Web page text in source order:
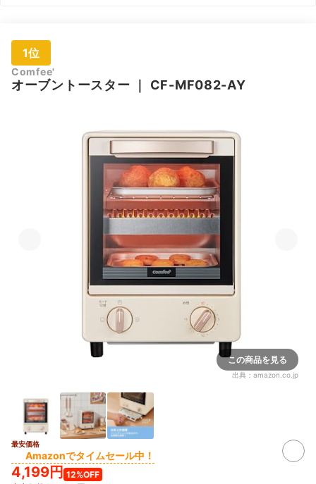
1位
Comfee'
オーブントースター ｜ CF-MF082-AY
この商品を見る
出典： amazon.co.jp
最安価格
Amazonでタイムセール中！
4,199円 12%OFF